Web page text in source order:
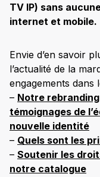
TV IP) sans
internet et mobile.
Envie d’en savoir
l’actualité de la
engagements dans
– Notre
témoignages de
nouvelle identité
– Quels sont les
– Soutenir les
notre catalogue